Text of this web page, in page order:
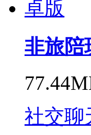
非旅陪
社交聊